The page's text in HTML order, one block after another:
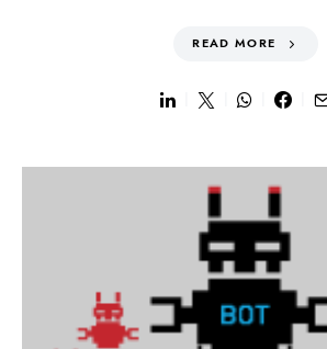
READ MORE